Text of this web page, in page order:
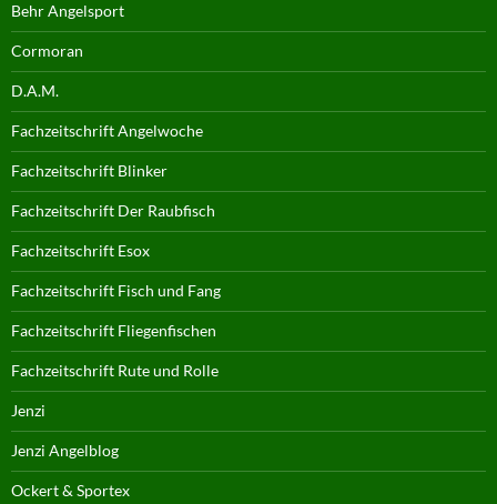
Behr Angelsport
Cormoran
D.A.M.
Fachzeitschrift Angelwoche
Fachzeitschrift Blinker
Fachzeitschrift Der Raubfisch
Fachzeitschrift Esox
Fachzeitschrift Fisch und Fang
Fachzeitschrift Fliegenfischen
Fachzeitschrift Rute und Rolle
Jenzi
Jenzi Angelblog
Ockert & Sportex